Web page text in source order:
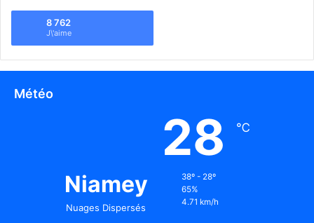
8 762
J\'aime
Météo
Niamey
Nuages Dispersés
28 ℃
38º - 28º
65%
4.71 km/h